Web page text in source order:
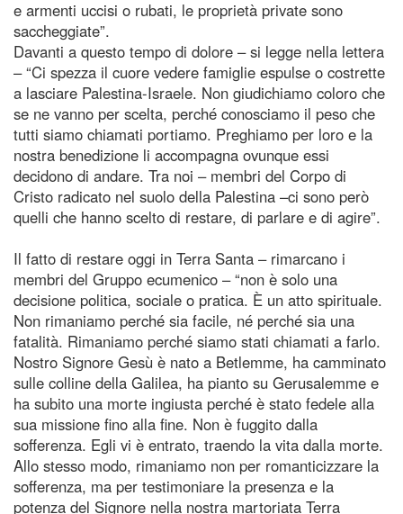
e armenti uccisi o rubati, le proprietà private sono
saccheggiate”.
Davanti a questo tempo di dolore – si legge nella lettera
– “Ci spezza il cuore vedere famiglie espulse o costrette
a lasciare Palestina-Israele. Non giudichiamo coloro che
se ne vanno per scelta, perché conosciamo il peso che
tutti siamo chiamati portiamo. Preghiamo per loro e la
nostra benedizione li accompagna ovunque essi
decidono di andare. Tra noi – membri del Corpo di
Cristo radicato nel suolo della Palestina –ci sono però
quelli che hanno scelto di restare, di parlare e di agire”.
Il fatto di restare oggi in Terra Santa – rimarcano i
membri del Gruppo ecumenico – “non è solo una
decisione politica, sociale o pratica. È un atto spirituale.
Non rimaniamo perché sia facile, né perché sia una
fatalità. Rimaniamo perché siamo stati chiamati a farlo.
Nostro Signore Gesù è nato a Betlemme, ha camminato
sulle colline della Galilea, ha pianto su Gerusalemme e
ha subito una morte ingiusta perché è stato fedele alla
sua missione fino alla fine. Non è fuggito dalla
sofferenza. Egli vi è entrato, traendo la vita dalla morte.
Allo stesso modo, rimaniamo non per romanticizzare la
sofferenza, ma per testimoniare la presenza e la
potenza del Signore nella nostra martoriata Terra